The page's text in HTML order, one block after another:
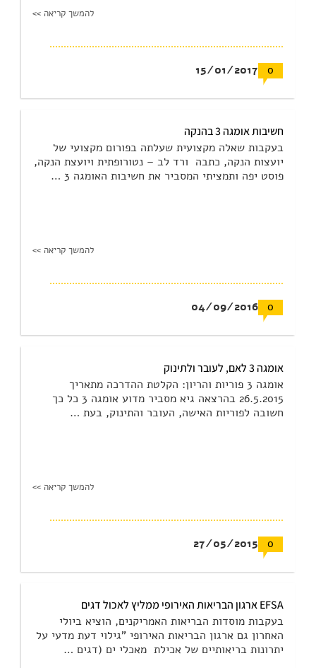
להמשך קריאה >>
0
15/01/2017
חשיבות אומגה 3 בהנקה
בעקבות שאלה מקצועית שעלתה בפורום מקצועי של
יועצות הנקה, כתבה ורד לב – נטורופתית ויועצת הנקה,
פוסט יפה ותמציתי המסביר את חשיבות האומגה 3 …
להמשך קריאה >>
0
04/09/2016
אומגה 3 לאם, לעובר ולתינוק
אומגה 3 פוריות והריון: הקלטת ההדרכה מתאריך
26.5.2015 בהרצאה גיא מסביר מדוע אומגה 3 כל כך
חשובה לפוריות האישה, העובר והתינוק, בעת …
להמשך קריאה >>
0
27/05/2015
EFSA ארגון הבריאות האירופי ממליץ לאכול דגים
בעקבות מוסדות הבריאות האמריקנים, הוציא ביולי
האחרון גם ארגון הבריאות האירופי "גילוי דעת מדעי על
יתרונות בריאותיים של אכילת מאכלי ים (דגים …